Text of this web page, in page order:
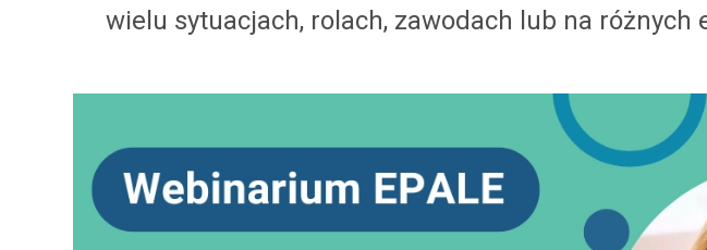
wielu sytuacjach, rolach, zawodach lub na różnych